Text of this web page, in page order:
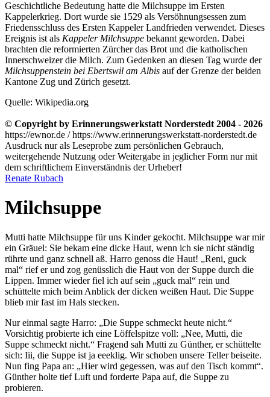
Geschichtliche Bedeutung hatte die Milchsuppe im Ersten
Kappelerkrieg. Dort wurde sie 1529 als Versöhnungsessen zum
Friedensschluss des Ersten Kappeler Landfrieden verwendet. Dieses
Ereignis ist als Kappeler Milchsuppe bekannt geworden. Dabei
brachten die reformierten Zürcher das Brot und die katholischen
Innerschweizer die Milch. Zum Gedenken an diesen Tag wurde der
Milchsuppenstein bei Ebertswil am Albis auf der Grenze der beiden
Kantone Zug und Zürich gesetzt.
Quelle: Wikipedia.org
© Copyright by Erinnerungswerkstatt Norderstedt 2004 - 2026
https://ewnor.de / https://www.erinnerungswerkstatt-norderstedt.de
Ausdruck nur als Leseprobe zum persönlichen Gebrauch,
weitergehende Nutzung oder Weitergabe in jeglicher Form nur mit
dem schriftlichem Einverständnis der Urheber!
Renate Rubach
Milchsuppe
Mutti hatte Milchsuppe für uns Kinder gekocht. Milchsuppe war mir
ein Gräuel: Sie bekam eine dicke Haut, wenn ich sie nicht ständig
rührte und ganz schnell aß. Harro genoss die Haut!
Reni, guck
mal
rief er und zog genüsslich die Haut von der Suppe durch die
Lippen. Immer wieder fiel ich auf sein
guck mal
rein und
schüttelte mich beim Anblick der dicken weißen Haut. Die Suppe
blieb mir fast im Hals stecken.
Nur einmal sagte Harro:
Die Suppe schmeckt heute nicht.
Vorsichtig probierte ich eine Löffelspitze voll:
Nee, Mutti, die
Suppe schmeckt nicht.
Fragend sah Mutti zu Günther, er schüttelte
sich: Iii, die Suppe ist ja eeeklig. Wir schoben unsere Teller beiseite.
Nun fing Papa an:
Hier wird gegessen, was auf den Tisch kommt .
Günther holte tief Luft und forderte Papa auf, die Suppe zu
probieren.